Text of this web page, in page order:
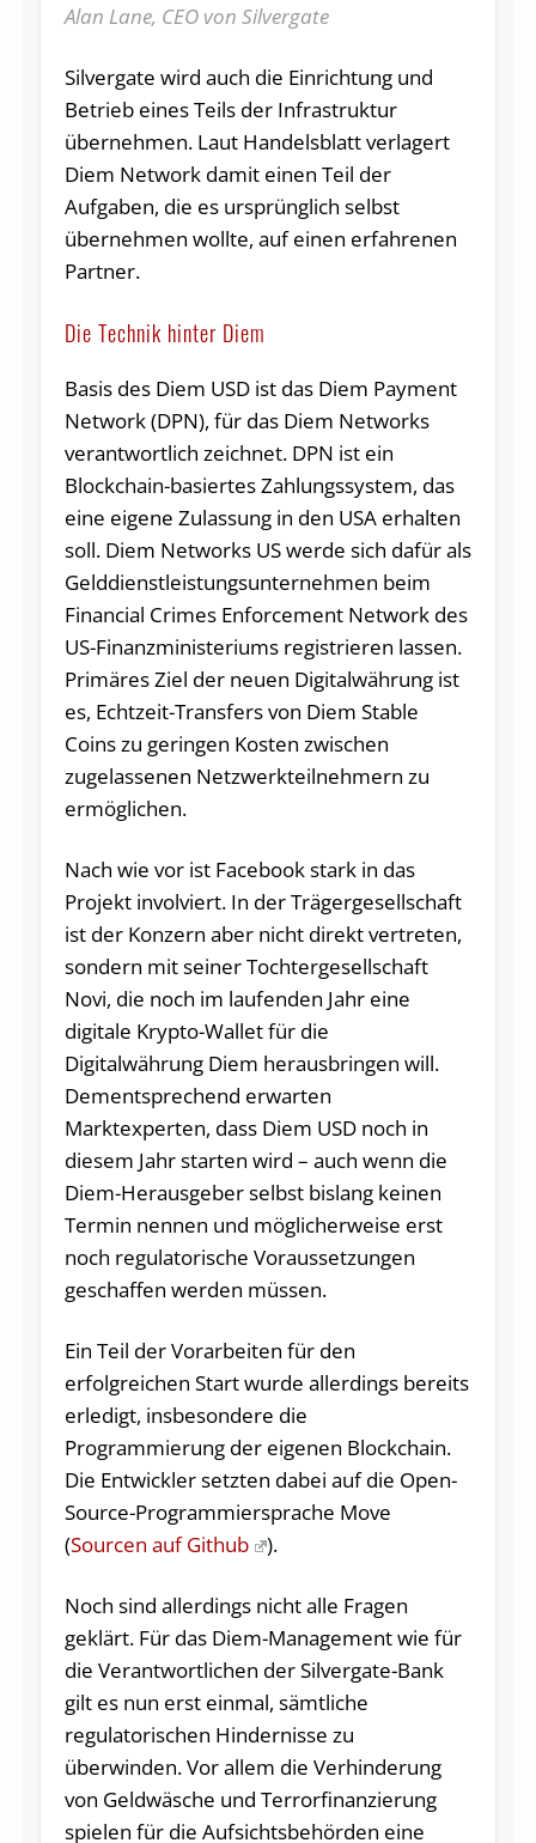
Alan Lane, CEO von Silvergate
Silvergate wird auch die Einrichtung und
Betrieb eines Teils der Infrastruktur
übernehmen. Laut Handelsblatt verlagert
Diem Network damit einen Teil der
Aufgaben, die es ursprünglich selbst
übernehmen wollte, auf einen erfahrenen
Partner.
Die Technik hinter Diem
Basis des Diem USD ist das Diem Payment
Network (DPN), für das Diem Networks
verantwortlich zeichnet. DPN ist ein
Blockchain-basiertes Zahlungssystem, das
eine eigene Zulassung in den USA erhalten
soll. Diem Networks US werde sich dafür als
Gelddienstleistungsunternehmen beim
Financial Crimes Enforcement Network des
US-Finanzministeriums registrieren lassen.
Primäres Ziel der neuen Digitalwährung ist
es, Echtzeit-Transfers von Diem Stable
Coins zu geringen Kosten zwischen
zugelassenen Netzwerkteilnehmern zu
ermöglichen.
Nach wie vor ist Facebook stark in das
Projekt involviert. In der Trägergesellschaft
ist der Konzern aber nicht direkt vertreten,
sondern mit seiner Tochtergesellschaft
Novi, die noch im laufenden Jahr eine
digitale Krypto-Wallet für die
Digitalwährung Diem herausbringen will.
Dementsprechend erwarten
Marktexperten, dass Diem USD noch in
diesem Jahr starten wird – auch wenn die
Diem-Herausgeber selbst bislang keinen
Termin nennen und möglicherweise erst
noch regulatorische Voraussetzungen
geschaffen werden müssen.
Ein Teil der Vorarbeiten für den
erfolgreichen Start wurde allerdings bereits
erledigt, insbesondere die
Programmierung der eigenen Blockchain.
Die Entwickler setzten dabei auf die Open-
Source-Programmiersprache Move
(Sourcen auf Github ).
Noch sind allerdings nicht alle Fragen
geklärt. Für das Diem-Management wie für
die Verantwortlichen der Silvergate-Bank
gilt es nun erst einmal, sämtliche
regulatorischen Hindernisse zu
überwinden. Vor allem die Verhinderung
von Geldwäsche und Terrorfinanzierung
spielen für die Aufsichtsbehörden eine